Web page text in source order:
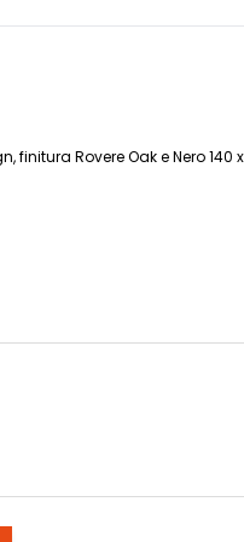
finitura Rovere Oak e Nero 140